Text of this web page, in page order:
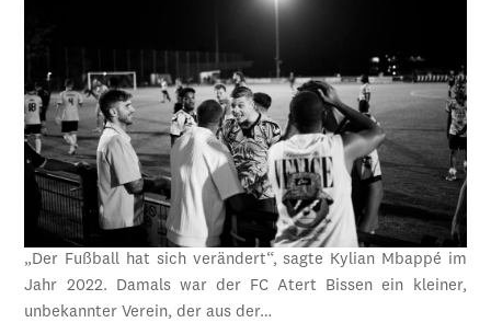
„Der Fußball hat sich verändert“, sagte Kylian Mbappé im
Jahr 2022. Damals war der FC Atert Bissen ein kleiner,
unbekannter Verein, der aus der…